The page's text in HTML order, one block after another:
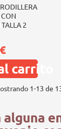
2
carrito
1-13 de
alguna